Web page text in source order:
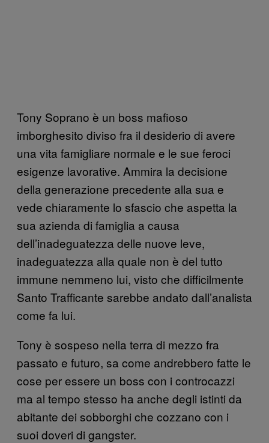
Tony Soprano è un boss mafioso
imborghesito diviso fra il desiderio di avere
una vita famigliare normale e le sue feroci
esigenze lavorative. Ammira la decisione
della generazione precedente alla sua e
vede chiaramente lo sfascio che aspetta la
sua azienda di famiglia a causa
dell’inadeguatezza delle nuove leve,
inadeguatezza alla quale non è del tutto
immune nemmeno lui, visto che difficilmente
Santo Trafficante sarebbe andato dall’analista
come fa lui.
Tony è sospeso nella terra di mezzo fra
passato e futuro, sa come andrebbero fatte le
cose per essere un boss con i controcazzi
ma al tempo stesso ha anche degli istinti da
abitante dei sobborghi che cozzano con i
suoi doveri di gangster.